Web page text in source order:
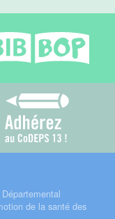
Adhérez au
de la santé des